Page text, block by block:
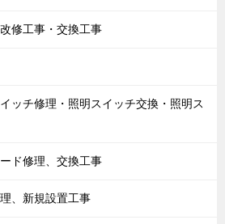
修工事・交換工事
ッチ修理・照明スイッチ交換・照明ス
ド修理、交換工事
、新規設置工事